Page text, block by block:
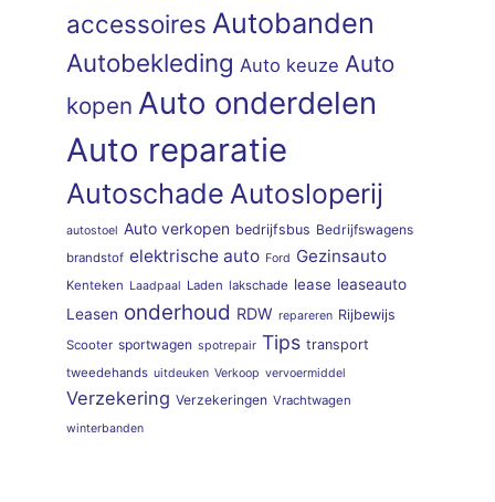
accessoires Autobanden
Autobekleding Auto keuze Auto
kopen Auto onderdelen
Auto reparatie
Autoschade Autosloperij
autostoel Auto verkopen bedrijfsbus Bedrijfswagens
brandstof elektrische auto Ford Gezinsauto
Kenteken Laadpaal Laden lakschade lease leaseauto
Leasen onderhoud RDW repareren Rijbewijs
Scooter sportwagen spotrepair Tips transport
tweedehands uitdeuken Verkoop vervoermiddel
Verzekering Verzekeringen Vrachtwagen
winterbanden